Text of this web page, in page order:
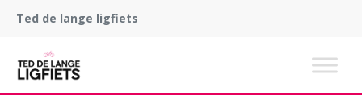
Ted de lange ligfiets